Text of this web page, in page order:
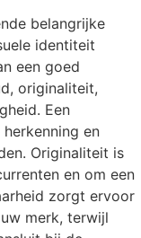
belangrijke
identiteit
een goed
originaliteit,
Een
en
Originaliteit is
en om een
zorgt ervoor
merk, terwijl